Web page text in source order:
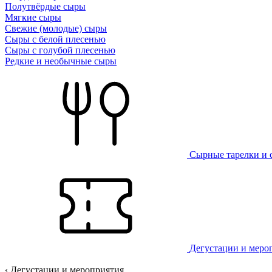
Полутвёрдые сыры
Мягкие сыры
Свежие (молодые) сыры
Сыры с белой плесенью
Сыры с голубой плесенью
Редкие и необычные сыры
Сырные тарелки и
Дегустации и
‹ Дегустации и мероприятия